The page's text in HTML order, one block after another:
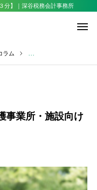
分】｜深谷税務会計事務所
ラム 業界ピックアップニュース
事業所・施設向け